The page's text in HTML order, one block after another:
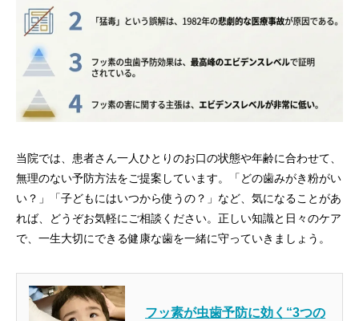
当院では、患者さん一人ひとりのお口の状態や年齢に合わせて、
無理のない予防方法をご提案しています。「どの歯みがき粉がい
い？」「子どもにはいつから使うの？」など、気になることがあ
れば、どうぞお気軽にご相談ください。正しい知識と日々のケア
で、一生大切にできる健康な歯を一緒に守っていきましょう。
フッ素が虫歯予防に効く“3つの